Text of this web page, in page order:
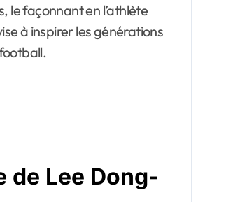
le façonnant en l’athlète
à inspirer les générations
de Lee Dong-